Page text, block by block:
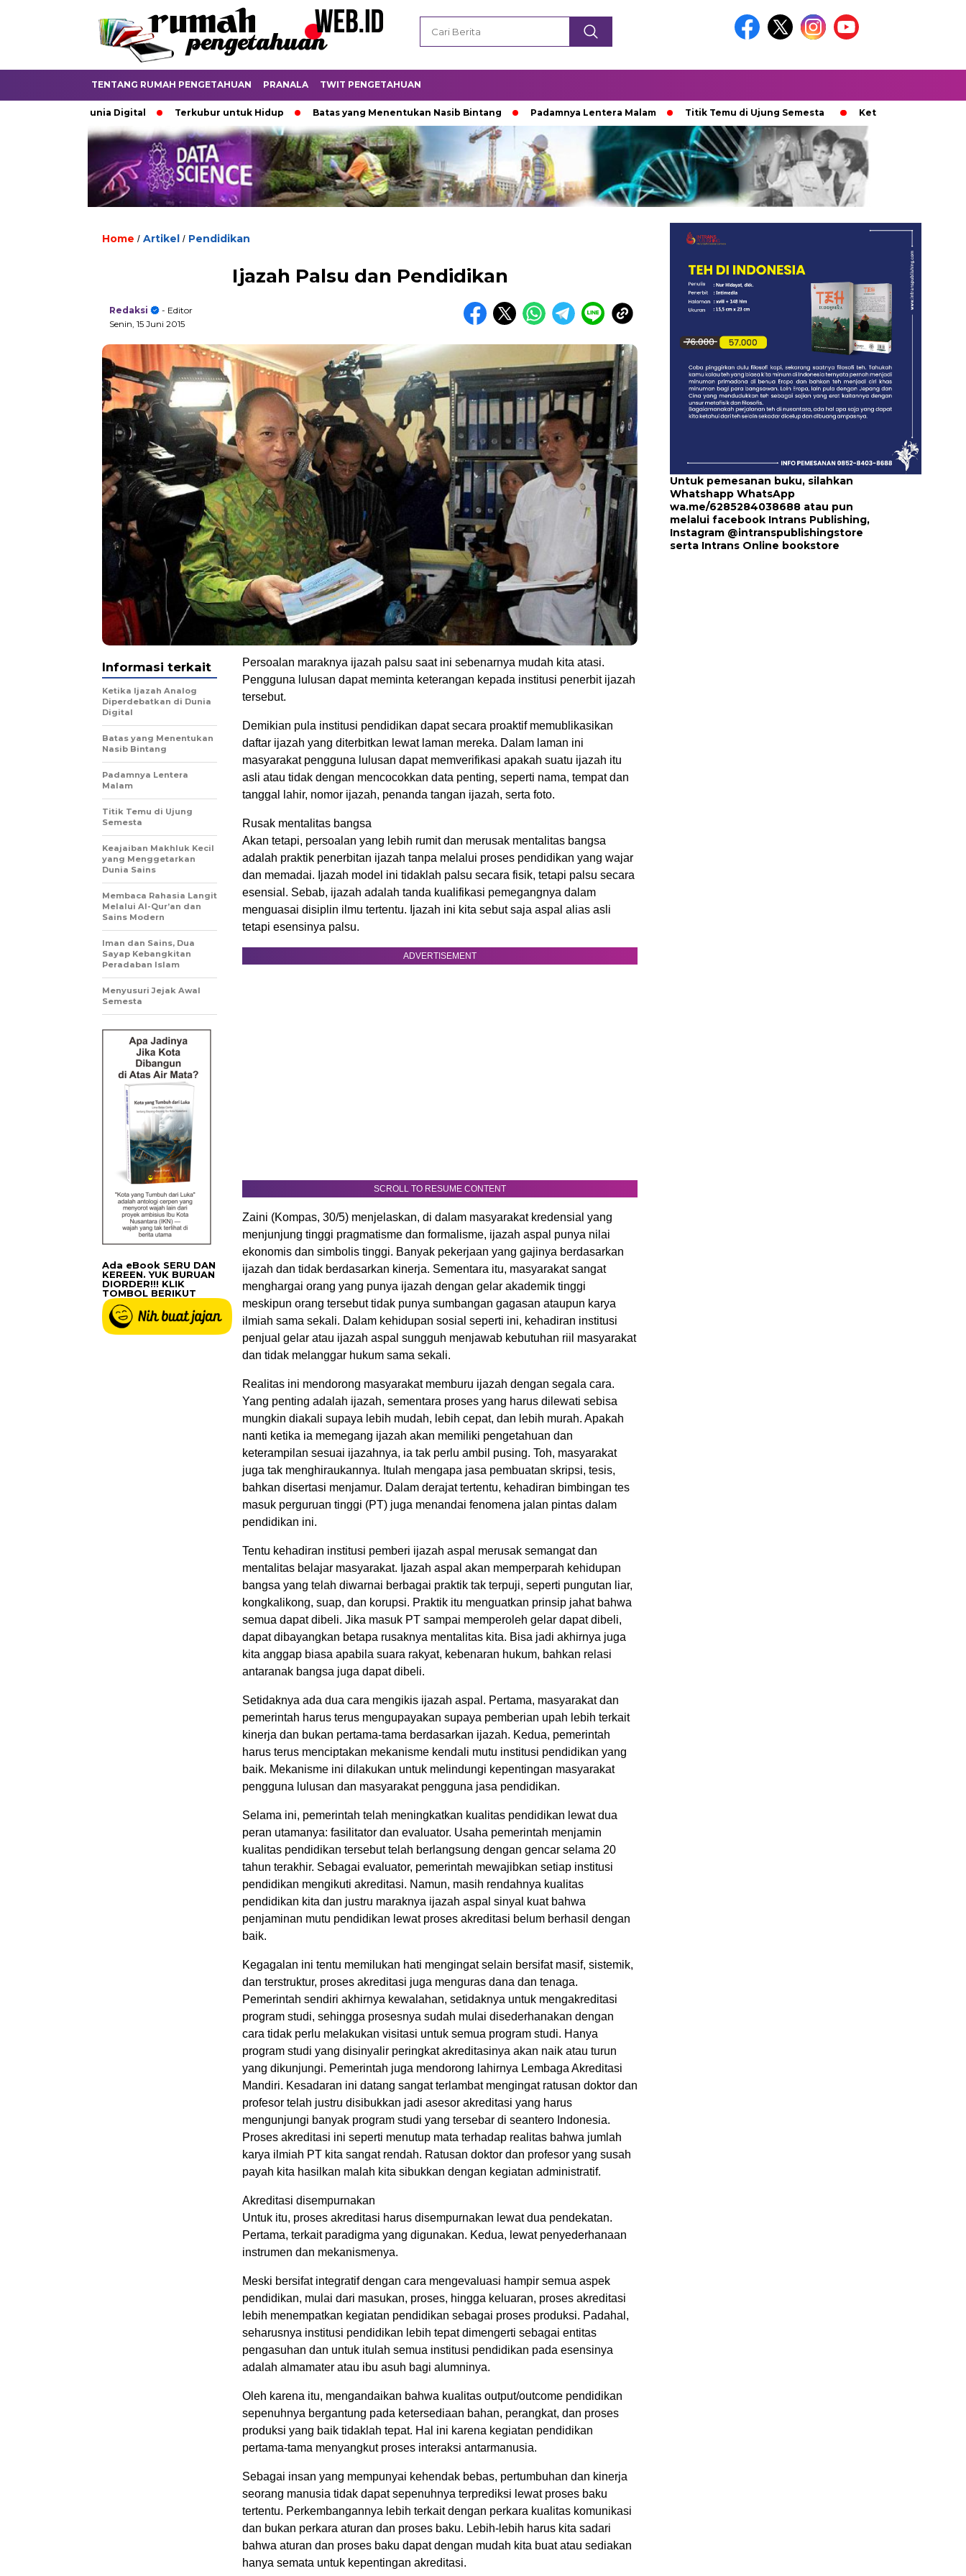
TENTANG RUMAH PENGETAHUAN PRANALA TWIT PENGETAHUAN
di Dunia Digital Terkubur untuk Hidup Batas yang Menentukan Nasib Bintang Padamnya Lentera Malam Titik Temu di Ujung Semesta Ketika Ijazah Analog
Home / Artikel / Pendidikan
Ijazah Palsu dan Pendidikan
Redaksi
- Editor
Senin, 15 Juni 2015
Persoalan maraknya ijazah palsu saat ini sebenarnya mudah kita atasi.
Pengguna lulusan dapat meminta keterangan kepada institusi penerbit ijazah
tersebut.
Demikian pula institusi pendidikan dapat secara proaktif memublikasikan
daftar ijazah yang diterbitkan lewat laman mereka. Dalam laman ini
masyarakat pengguna lulusan dapat memverifikasi apakah suatu ijazah itu
asli atau tidak dengan mencocokkan data penting, seperti nama, tempat dan
tanggal lahir, nomor ijazah, penanda tangan ijazah, serta foto.
Rusak mentalitas bangsa
Akan tetapi, persoalan yang lebih rumit dan merusak mentalitas bangsa
adalah praktik penerbitan ijazah tanpa melalui proses pendidikan yang wajar
dan memadai. Ijazah model ini tidaklah palsu secara fisik, tetapi palsu secara
esensial. Sebab, ijazah adalah tanda kualifikasi pemegangnya dalam
menguasai disiplin ilmu tertentu. Ijazah ini kita sebut saja aspal alias asli
tetapi esensinya palsu.
ADVERTISEMENT
SCROLL TO RESUME CONTENT
Zaini (Kompas, 30/5) menjelaskan, di dalam masyarakat kredensial yang
menjunjung tinggi pragmatisme dan formalisme, ijazah aspal punya nilai
ekonomis dan simbolis tinggi. Banyak pekerjaan yang gajinya berdasarkan
ijazah dan tidak berdasarkan kinerja. Sementara itu, masyarakat sangat
menghargai orang yang punya ijazah dengan gelar akademik tinggi
meskipun orang tersebut tidak punya sumbangan gagasan ataupun karya
ilmiah sama sekali. Dalam kehidupan sosial seperti ini, kehadiran institusi
penjual gelar atau ijazah aspal sungguh menjawab kebutuhan riil masyarakat
dan tidak melanggar hukum sama sekali.
Realitas ini mendorong masyarakat memburu ijazah dengan segala cara.
Yang penting adalah ijazah, sementara proses yang harus dilewati sebisa
mungkin diakali supaya lebih mudah, lebih cepat, dan lebih murah. Apakah
nanti ketika ia memegang ijazah akan memiliki pengetahuan dan
keterampilan sesuai ijazahnya, ia tak perlu ambil pusing. Toh, masyarakat
juga tak menghiraukannya. Itulah mengapa jasa pembuatan skripsi, tesis,
bahkan disertasi menjamur. Dalam derajat tertentu, kehadiran bimbingan tes
masuk perguruan tinggi (PT) juga menandai fenomena jalan pintas dalam
pendidikan ini.
Tentu kehadiran institusi pemberi ijazah aspal merusak semangat dan
mentalitas belajar masyarakat. Ijazah aspal akan memperparah kehidupan
bangsa yang telah diwarnai berbagai praktik tak terpuji, seperti pungutan liar,
kongkalikong, suap, dan korupsi. Praktik itu menguatkan prinsip jahat bahwa
semua dapat dibeli. Jika masuk PT sampai memperoleh gelar dapat dibeli,
dapat dibayangkan betapa rusaknya mentalitas kita. Bisa jadi akhirnya juga
kita anggap biasa apabila suara rakyat, kebenaran hukum, bahkan relasi
antaranak bangsa juga dapat dibeli.
Setidaknya ada dua cara mengikis ijazah aspal. Pertama, masyarakat dan
pemerintah harus terus mengupayakan supaya pemberian upah lebih terkait
kinerja dan bukan pertama-tama berdasarkan ijazah. Kedua, pemerintah
harus terus menciptakan mekanisme kendali mutu institusi pendidikan yang
baik. Mekanisme ini dilakukan untuk melindungi kepentingan masyarakat
pengguna lulusan dan masyarakat pengguna jasa pendidikan.
Selama ini, pemerintah telah meningkatkan kualitas pendidikan lewat dua
peran utamanya: fasilitator dan evaluator. Usaha pemerintah menjamin
kualitas pendidikan tersebut telah berlangsung dengan gencar selama 20
tahun terakhir. Sebagai evaluator, pemerintah mewajibkan setiap institusi
pendidikan mengikuti akreditasi. Namun, masih rendahnya kualitas
pendidikan kita dan justru maraknya ijazah aspal sinyal kuat bahwa
penjaminan mutu pendidikan lewat proses akreditasi belum berhasil dengan
baik.
Kegagalan ini tentu memilukan hati mengingat selain bersifat masif, sistemik,
dan terstruktur, proses akreditasi juga menguras dana dan tenaga.
Pemerintah sendiri akhirnya kewalahan, setidaknya untuk mengakreditasi
program studi, sehingga prosesnya sudah mulai disederhanakan dengan
cara tidak perlu melakukan visitasi untuk semua program studi. Hanya
program studi yang disinyalir peringkat akreditasinya akan naik atau turun
yang dikunjungi. Pemerintah juga mendorong lahirnya Lembaga Akreditasi
Mandiri. Kesadaran ini datang sangat terlambat mengingat ratusan doktor dan
profesor telah justru disibukkan jadi asesor akreditasi yang harus
mengunjungi banyak program studi yang tersebar di seantero Indonesia.
Proses akreditasi ini seperti menutup mata terhadap realitas bahwa jumlah
karya ilmiah PT kita sangat rendah. Ratusan doktor dan profesor yang susah
payah kita hasilkan malah kita sibukkan dengan kegiatan administratif.
Akreditasi disempurnakan
Untuk itu, proses akreditasi harus disempurnakan lewat dua pendekatan.
Pertama, terkait paradigma yang digunakan. Kedua, lewat penyederhanaan
instrumen dan mekanismenya.
Meski bersifat integratif dengan cara mengevaluasi hampir semua aspek
pendidikan, mulai dari masukan, proses, hingga keluaran, proses akreditasi
lebih menempatkan kegiatan pendidikan sebagai proses produksi. Padahal,
seharusnya institusi pendidikan lebih tepat dimengerti sebagai entitas
pengasuhan dan untuk itulah semua institusi pendidikan pada esensinya
adalah almamater atau ibu asuh bagi alumninya.
Oleh karena itu, mengandaikan bahwa kualitas output/outcome pendidikan
sepenuhnya bergantung pada ketersediaan bahan, perangkat, dan proses
produksi yang baik tidaklah tepat. Hal ini karena kegiatan pendidikan
pertama-tama menyangkut proses interaksi antarmanusia.
Sebagai insan yang mempunyai kehendak bebas, pertumbuhan dan kinerja
seorang manusia tidak dapat sepenuhnya terprediksi lewat proses baku
tertentu. Perkembangannya lebih terkait dengan perkara kualitas komunikasi
dan bukan perkara aturan dan proses baku. Lebih-lebih harus kita sadari
bahwa aturan dan proses baku dapat dengan mudah kita buat atau sediakan
hanya semata untuk kepentingan akreditasi.
Informasi terkait
Ketika Ijazah Analog
Diperdebatkan di Dunia
Digital
Batas yang Menentukan
Nasib Bintang
Padamnya Lentera
Malam
Titik Temu di Ujung
Semesta
Keajaiban Makhluk Kecil
yang Menggetarkan
Dunia Sains
Membaca Rahasia Langit
Melalui Al-Qur’an dan
Sains Modern
Iman dan Sains, Dua
Sayap Kebangkitan
Peradaban Islam
Menyusuri Jejak Awal
Semesta
Ada eBook SERU DAN
KEREEN. YUK BURUAN
DIORDER!!! KLIK
TOMBOL BERIKUT
Untuk pemesanan buku, silahkan
Whatshapp WhatsApp
wa.me/6285284038688 atau pun
melalui facebook Intrans Publishing,
Instagram @intranspublishingstore
serta Intrans Online bookstore